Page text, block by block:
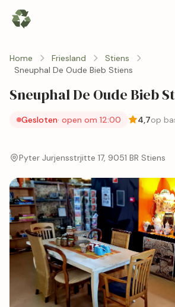
Home Friesland
Stiens
Sneuphal De Oude Bieb Stiens
Sneuphal De Oude Bieb
Gesloten· open om 12:00 4,7op
Pyter Jurjensstrjitte 17, 9051 BR Stiens